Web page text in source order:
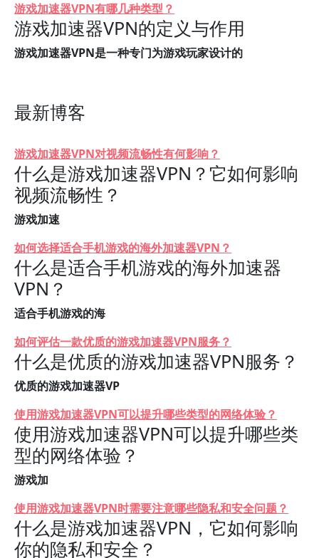
游戏加速器VPN有哪几种类型？
游戏加速器VPN的定义与作用
游戏加速器VPN是一种专门为游戏玩家设计的
最新博客
游戏加速器VPN对视频流畅性有何影响？
什么是游戏加速器VPN？它如何影响
视频流畅性？
游戏加速
如何选择适合手机游戏的海外加速器VPN？
什么是适合手机游戏的海外加速器
VPN？
适合手机游戏的海
如何评估一款优质的游戏加速器VPN服务？
什么是优质的游戏加速器VPN服务？
优质的游戏加速器VP
使用游戏加速器VPN可以提升哪些类型的网络体验？
使用游戏加速器VPN可以提升哪些类
型的网络体验？
游戏加
使用游戏加速器VPN时需要注意哪些隐私和安全问题？
什么是游戏加速器VPN，它如何影响
你的隐私和安全？